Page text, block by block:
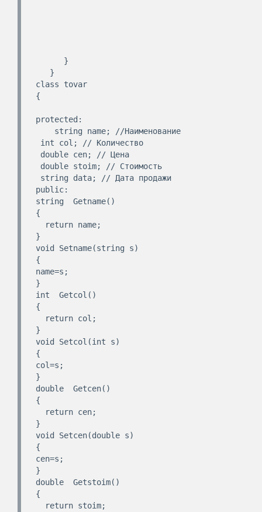
class tovar
{
protected:
public:
string  Getname()
{
}
void Setname(string s)
{
name=s;
}
int  Getcol()
{
}
void Setcol(int s)
{
col=s;
}
double  Getcen()
{
}
void Setcen(double s)
{
cen=s;
}
double  Getstoim()
{